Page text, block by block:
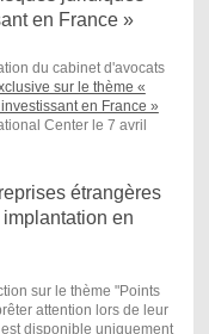
en France »
du cabinet d'avocats
sur le thème «
en France »
Center le 7 avril
étrangères
en
sur le thème "Points
attention lors de leur
disponible uniquement